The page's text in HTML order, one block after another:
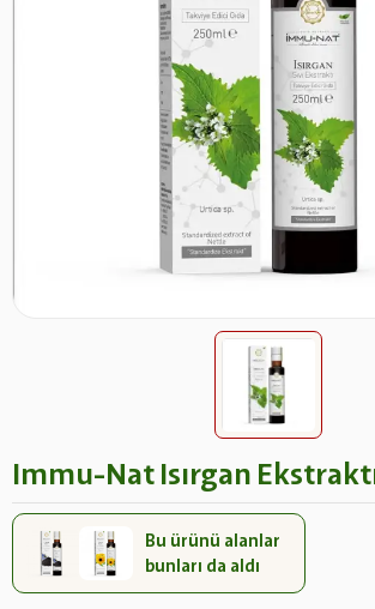
Immu-Nat Isırgan
Bu ürünü alanlar
bunları da aldı